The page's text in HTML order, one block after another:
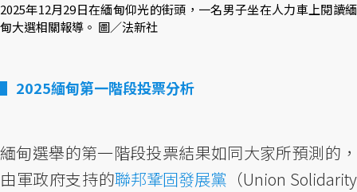
2025年12月29日在緬甸仰光的街頭，一名男子坐在人力車上閱讀緬
甸大選相關報導。 圖／法新社
2025緬甸第一階段投票分析
緬甸選舉的第一階段投票結果如同大家所預測的，
由軍政府支持的聯邦鞏固發展黨 （Union Solidarity